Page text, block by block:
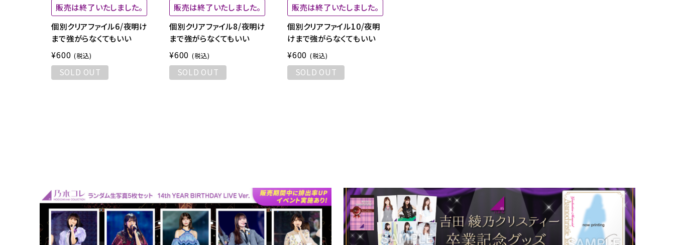
販売は終了いたしました。
個別クリアファイル6/夜明け
まで強がらなくてもいい
¥600 (税込)
SOLD OUT
販売は終了いたしました。
個別クリアファイル8/夜明け
まで強がらなくてもいい
¥600 (税込)
SOLD OUT
販売は終了いたしました。
個別クリアファイル10/夜明
けまで強がらなくてもいい
¥600 (税込)
SOLD OUT